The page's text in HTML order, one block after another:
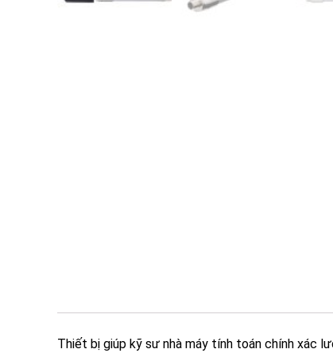
Thiết bị giúp kỹ sư nhà máy tính toán chính xác